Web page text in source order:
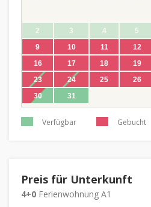
2
3 4 5
9
10 11 12
16
17 18 19
23
24 25 26
30
31
Verfügbar Gebucht
Preis für Unterkunft
4+0 Ferienwohnung A1